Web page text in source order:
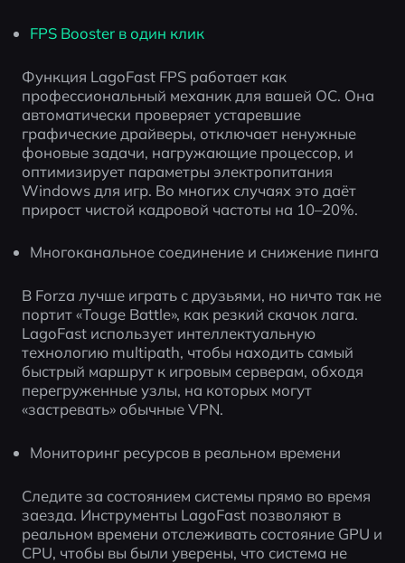
FPS Booster в один клик
Функция LagoFast FPS работает как
профессиональный механик для вашей ОС. Она
автоматически проверяет устаревшие
графические драйверы, отключает ненужные
фоновые задачи, нагружающие процессор, и
оптимизирует параметры электропитания
Windows для игр. Во многих случаях это даёт
прирост чистой кадровой частоты на 10–20%.
Многоканальное соединение и снижение пинга
В Forza лучше играть с друзьями, но ничто так не
портит «Touge Battle», как резкий скачок лага.
LagoFast использует интеллектуальную
технологию multipath, чтобы находить самый
быстрый маршрут к игровым серверам, обходя
перегруженные узлы, на которых могут
«застревать» обычные VPN.
Мониторинг ресурсов в реальном времени
Следите за состоянием системы прямо во время
заезда. Инструменты LagoFast позволяют в
реальном времени отслеживать состояние GPU и
CPU, чтобы вы были уверены, что система не